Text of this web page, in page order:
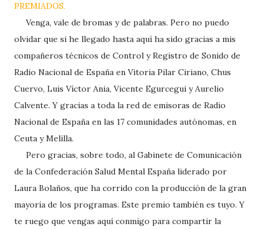
PREMIADOS.
Venga, vale de bromas y de palabras. Pero no puedo
olvidar que si he llegado hasta aquí ha sido gracias a mis
compañeros técnicos de Control y Registro de Sonido de
Radio Nacional de España en Vitoria Pilar Ciriano, Chus
Cuervo, Luis Víctor Ania, Vicente Egurcegui y Aurelio
Calvente. Y gracias a toda la red de emisoras de Radio
Nacional de España en las 17 comunidades autónomas, en
Ceuta y Melilla.
Pero gracias, sobre todo, al Gabinete de Comunicación
de la Confederación Salud Mental España liderado por
Laura Bolaños, que ha corrido con la producción de la gran
mayoría de los programas. Este premio también es tuyo. Y
te ruego que vengas aquí conmigo para compartir la